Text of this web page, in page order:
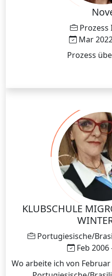
Mar
Prozess
KLUBSCHULE
Portugiesische/
Feb 2006
Wo arbeite ich von